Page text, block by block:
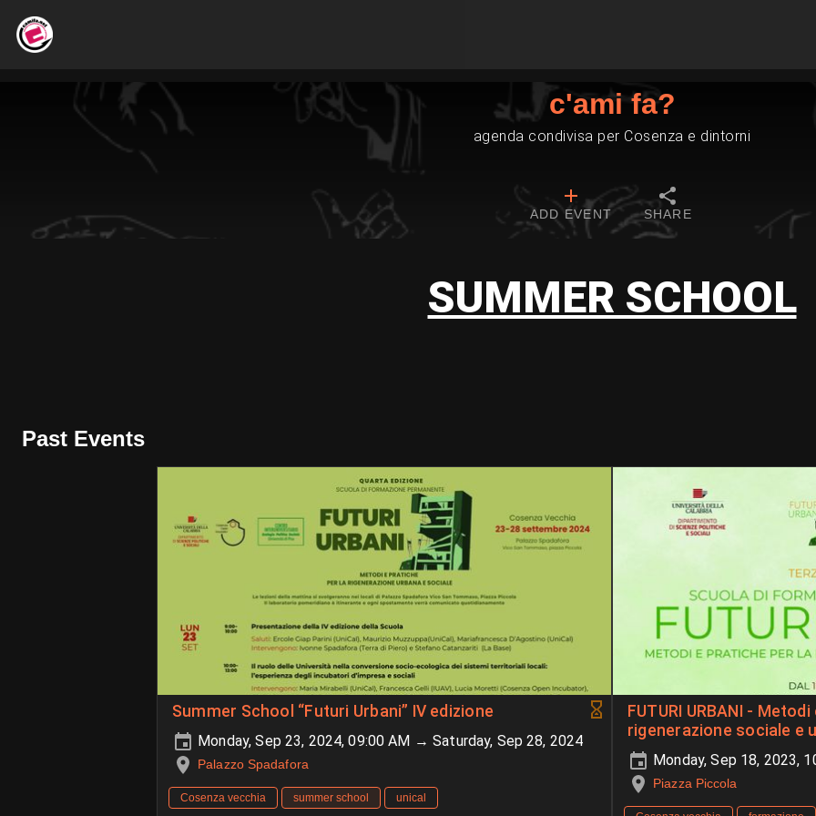
c'ami fa?
agenda condivisa per Cosenza e dintorni
ADD EVENT SHARE
SUMMER SCHOOL
Past Events
Summer School “Futuri Urbani” IV edizione
Monday, Sep 23, 2024, 09:00 AM → Saturday, Sep 28, 2024
Palazzo Spadafora
Cosenza vecchia summer school unical
FUTURI URBANI -
rigenerazione sociale e
Monday, Sep 18, 2023,
Piazza Piccola